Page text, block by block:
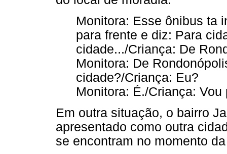
Monitora: Esse ônibus ta
para frente e diz: Para
cidade.../Criança: De
Monitora: De
cidade?/Criança: Eu?
Monitora: É./Criança:
Em outra situação, o bairro
apresentado como outra
se encontram no momento